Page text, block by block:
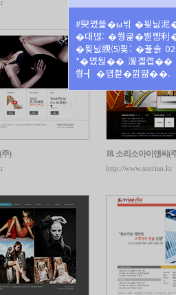
#臾몄쓽�ы빆 �묒닔泥
�대떦: �쒕굹�붿뺨
�묒닔諛⑸쾿: �꾪솕
*�몄뒪�� 湲곌컙��
쒕┫ �덉젙�낅땲��.